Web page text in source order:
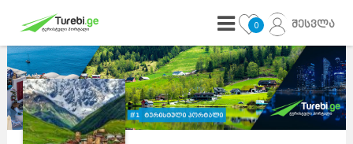
0 შესვლა